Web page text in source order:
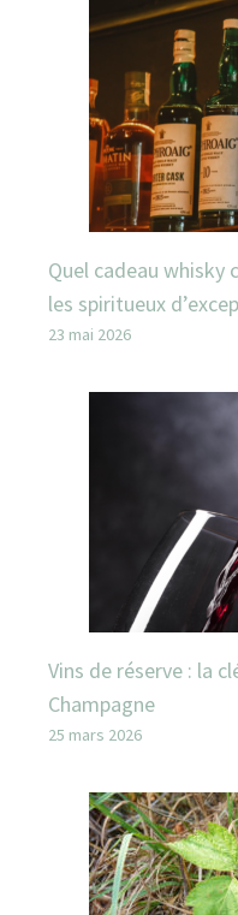
Quel cadeau whisky
les spiritueux
23 mai 2026
Vins de réserve : la
Champagne
25 mars 2026